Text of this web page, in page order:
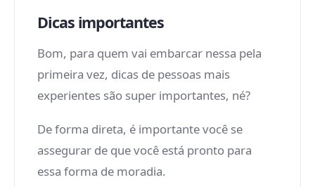
Dicas importantes
Bom, para quem vai embarcar nessa pela
primeira vez, dicas de pessoas mais
experientes são super importantes, né?
De forma direta, é importante você se
assegurar de que você está pronto para
essa forma de moradia.